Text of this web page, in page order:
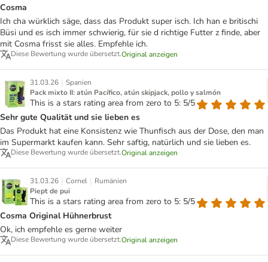
Cosma
Ich cha würklich säge, dass das Produkt super isch. Ich han e britischi
Büsi und es isch immer schwierig, für sie d richtige Futter z finde, aber
mit Cosma frisst sie alles. Empfehle ich.
Diese Bewertung wurde übersetzt.Original anzeigen
31.03.26 | Spanien
Pack mixto II: atún Pacífico, atún skipjack, pollo y salmón
This is a stars rating area from zero to 5: 5/5
Sehr gute Qualität und sie lieben es
Das Produkt hat eine Konsistenz wie Thunfisch aus der Dose, den man
im Supermarkt kaufen kann. Sehr saftig, natürlich und sie lieben es.
Diese Bewertung wurde übersetzt.Original anzeigen
31.03.26 | Cornel | Rumänien
Piept de pui
This is a stars rating area from zero to 5: 5/5
Cosma Original Hühnerbrust
Ok, ich empfehle es gerne weiter
Diese Bewertung wurde übersetzt.Original anzeigen